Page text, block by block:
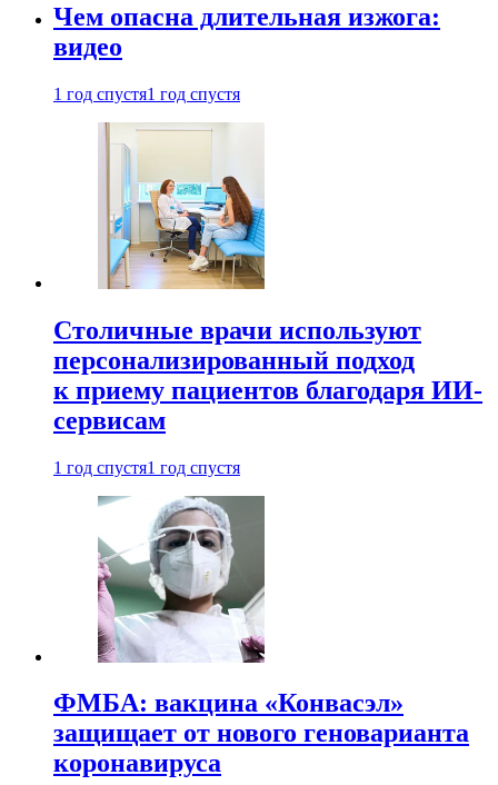
Чем опасна длительная изжога:
видео
1 год спустя1 год спустя
Столичные врачи используют
персонализированный подход
к приему пациентов благодаря ИИ-
сервисам
1 год спустя1 год спустя
ФМБА: вакцина «Конвасэл»
защищает от нового геноварианта
коронавируса